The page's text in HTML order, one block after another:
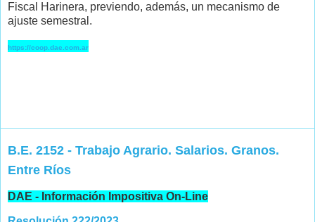
Fiscal Harinera, previendo, además, un mecanismo de
ajuste semestral.
https://coop.dae.com.ar
B.E. 2152 - Trabajo Agrario. Salarios. Granos.
Entre Ríos
DAE - Información Impositiva On-Line